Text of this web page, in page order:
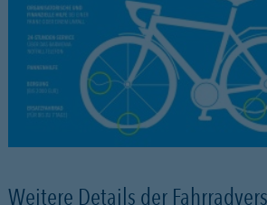
Weitere Details der